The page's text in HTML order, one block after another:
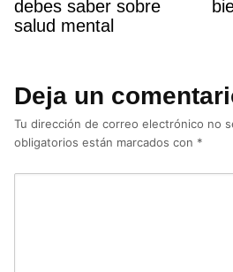
debes saber sobre
salud mental
Deja un
Tu dirección de correo electrónico no
obligatorios están marcados con *